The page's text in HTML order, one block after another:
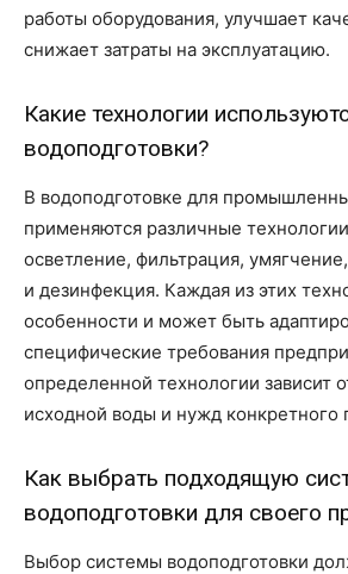
работы оборудования, улучшает
снижает затраты на эксплуатацию.
Какие технологии
водоподготовки?
В водоподготовке для
применяются различные
осветление, фильтрация,
и дезинфекция. Каждая из этих
особенности и может быть
специфические требования
определенной технологии зависит
исходной воды и нужд конкретного
Как выбрать подходящую
водоподготовки для своего
Выбор системы водоподготовки